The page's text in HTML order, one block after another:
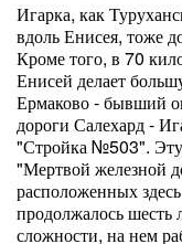
Игарка, как
вдоль Енисея, тоже
Кроме того, в 70
Енисей делает
Ермаково - бывший
дороги Салехард -
"Стройка №503". Эту
"Мертвой железной
расположенных
продолжалось
сложности, на нем